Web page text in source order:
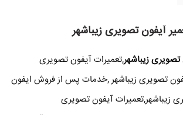
آیفون تصویری زیباشهر
تصویری زیباشهر,تعمیرات آیفون تصویری
تصویری زیباشهر ,خدمات پس از فروش ایفون
زیباشهر,تعمیرات آیفون تصویری